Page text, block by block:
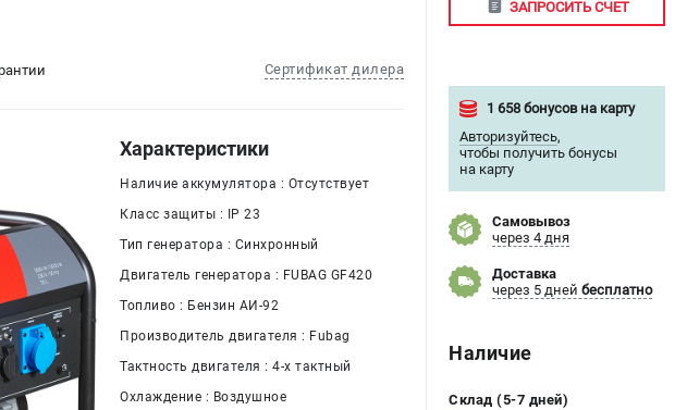
Сертификат дилера
ЗАПРОСИТЬ СЧЕТ
1 658 бонусов на карту
Авторизуйтесь,
чтобы получить бонусы
на карту
Самовывоз
через 4 дня
Доставка
через 5 дней бесплатно
Наличие
Склад (5-7 дней)
Характеристики
Наличие аккумулятора : Отсутствует
Класс защиты : IP 23
Тип генератора : Синхронный
Двигатель генератора : FUBAG GF420
Топливо : Бензин АИ-92
Производитель двигателя : Fubag
Тактность двигателя : 4-х тактный
Охлаждение : Воздушное